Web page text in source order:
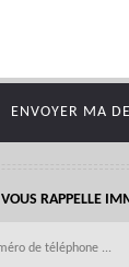
RAPPELLE